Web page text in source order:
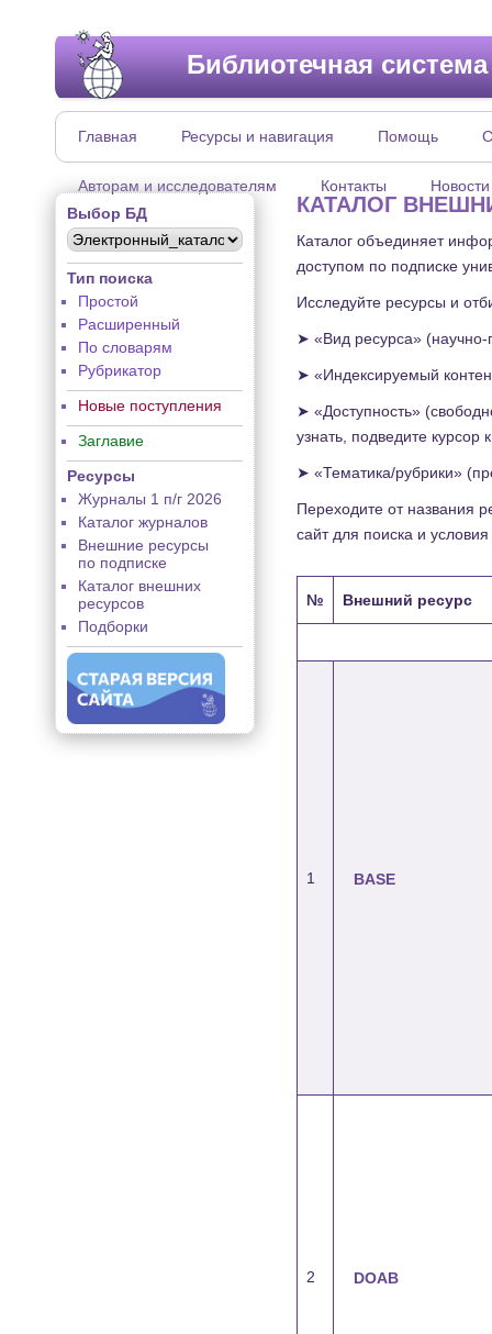
Библиотечная
Главная Ресурсы и навигация Помощь
Авторам и исследователям Контакты
Новости
Выбор БД
Тип поиска
Простой
Расширенный
По словарям
Рубрикатор
Новые поступления
Заглавие
Ресурсы
Журналы 1 п/г 2026
Каталог журналов
Внешние ресурсы
по подписке
Каталог внешних
ресурсов
Подборки
КАТАЛОГ
Каталог объединяет
доступом по подписке
Исследуйте ресурсы и
➤ «Вид ресурса»
➤ «Индексируемый
➤ «Доступность»
узнать, подведите
➤ «Тематика/рубрики»
Переходите от названия
сайт для поиска и
№ Внешний ресурс
1 BASE
2 DOAB